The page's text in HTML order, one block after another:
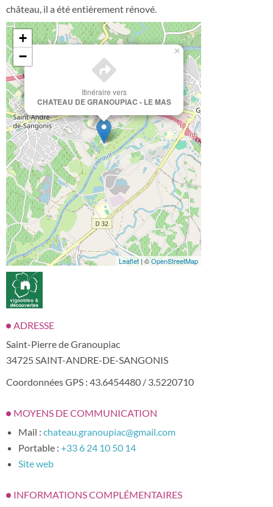
château, il a été entièrement rénové.
Itinéraire vers
CHATEAU DE GRANOUPIAC - LE MAS
×
+
−
Leaflet| ©OpenStreetMap
ADRESSE
Saint-Pierre de Granoupiac
34725 SAINT-ANDRE-DE-SANGONIS
Coordonnées GPS : 43.6454480 / 3.5220710
MOYENS DE COMMUNICATION
Mail : chateau.granoupiac@gmail.com
Portable : +33 6 24 10 50 14
Site web
INFORMATIONS COMPLÉMENTAIRES